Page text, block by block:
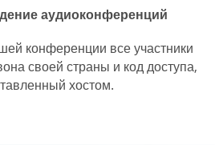
аудиоконференций
конференции все участники
своей страны и код доступа,
хостом.